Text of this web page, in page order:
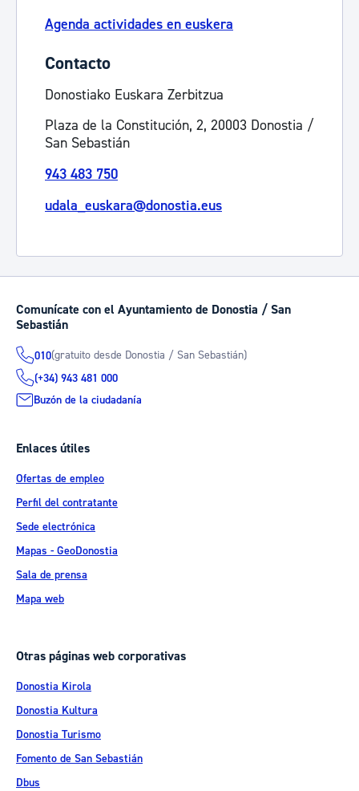
Agenda actividades en euskera
Contacto
Donostiako Euskara Zerbitzua
Plaza de la Constitución, 2, 20003 Donostia /
San Sebastián
943 483 750
udala_euskara@donostia.eus
Comunícate con el Ayuntamiento de Donostia / San
Sebastián
010(gratuito desde Donostia / San Sebastián)
(+34) 943 481 000
Buzón de la ciudadanía
Enlaces útiles
Ofertas de empleo
Perfil del contratante
Sede electrónica
Mapas - GeoDonostia
Sala de prensa
Mapa web
Otras páginas web corporativas
Donostia Kirola
Donostia Kultura
Donostia Turismo
Fomento de San Sebastián
Dbus